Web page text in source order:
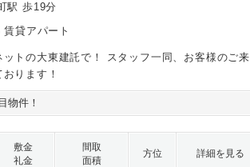
駅 歩19分
賃貸アパート
トの大東建託で！ スタッフ一同、お客様のご来
ります！
物件！
敷金
礼金
間取
面積
方位 詳細を見る